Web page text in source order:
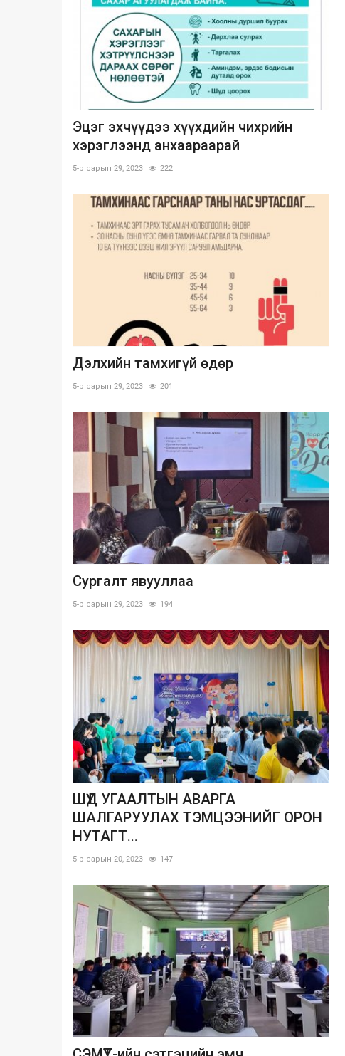
Эцэг эхчүүдээ хүүхдийн чихрийн
хэрэглээнд анхаараарай
5-р сарын 29, 2023 222
Дэлхийн тамхигүй өдөр
5-р сарын 29, 2023 201
Сургалт явууллаа
5-р сарын 29, 2023 194
ШҮД УГААЛТЫН АВАРГА
ШАЛГАРУУЛАХ ТЭМЦЭЭНИЙГ ОРОН
НУТАГТ...
5-р сарын 20, 2023 147